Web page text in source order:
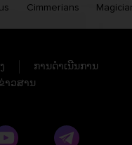
Cimmerians
ການດຳເນີນການ
າວສານ